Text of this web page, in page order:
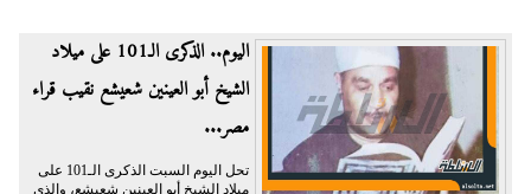
اليوم.. الذكرى الـ101 على ميلاد
الشيخ أبو العينين شعيشع نقيب قراء
مصر...
تحل اليوم السبت الذكرى الـ101 على
ميلاد الشيخ أبو العينين شعيشع، والذى